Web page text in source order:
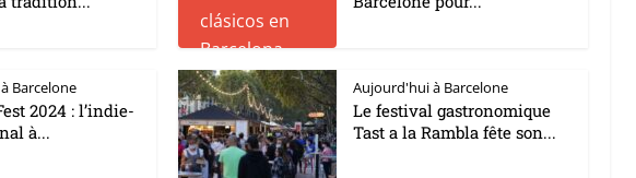
Barcelone
2024 : l’indie-
à...
Aujourd'hui à Barcelone
Le festival gastronomique
Tast a la Rambla fête son...